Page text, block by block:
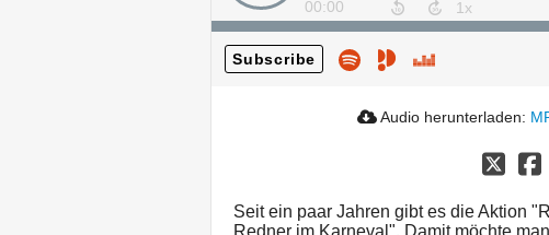
00:00
Subscribe
Audio herunterladen:
Seit ein paar Jahren gibt es die Aktion